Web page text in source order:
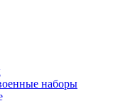
наборы